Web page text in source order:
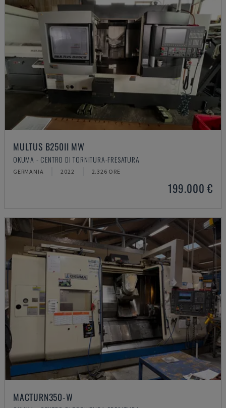
MULTUS B250II MW
OKUMA - CENTRO DI TORNITURA-FRESATURA
GERMANIA 2022 2.326 ORE
199.000 €
MACTURN350-W